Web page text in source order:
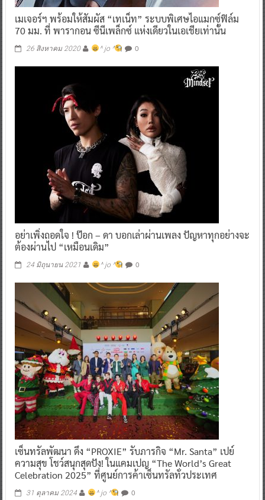
เมเจอร์ฯ พร้อมให้สัมผัส “เทเน็ท” ระบบพิเศษไอแมกซ์ฟิล์ม
70 มม. ที่ พารากอน ซีนีเพล็กซ์ แห่งเดียวในเอเชียเท่านั้น
26 สิงหาคม 2020 ^ jo ^ 0
อย่าเพิ่งถอดใจ ! ป๊อก – ดา บอกเล่าผ่านเพลง ปัญหาทุกอย่างจะ
ต้องผ่านไป “เหมือนเดิม”
24 มิถุนายน 2021 ^ jo ^ 0
เซ็นทรัลพัฒนา ดึง “PROXIE” รับภารกิจ “Mr. Santa” เปย์
ความสุข โชว์สนุกสุดปัง! ในแคมเปญ “The World’s Great
Celebration 2025” ที่ศูนย์การค้าเซ็นทรัลทั่วประเทศ
31 ตุลาคม 2024 ^ jo ^ 0